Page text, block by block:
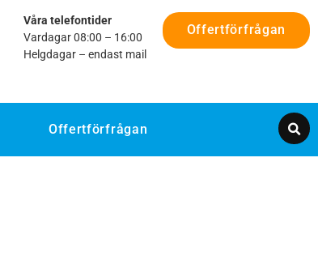
Våra telefontider
Vardagar 08:00 – 16:00
Helgdagar – endast mail
Offertförfrågan
Offertförfrågan